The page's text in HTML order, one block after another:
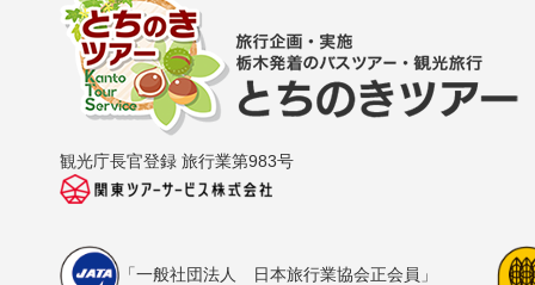
観光庁長官登録 旅行業第983号
「一般社団法人 日本旅行業協会正会員」